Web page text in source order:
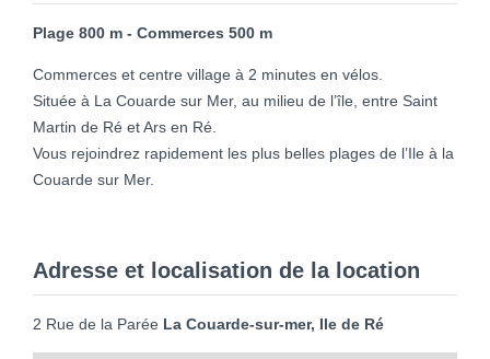
Plage 800 m - Commerces 500 m
Commerces et centre village à 2 minutes en vélos.
Située à La Couarde sur Mer, au milieu de l’île, entre Saint
Martin de Ré et Ars en Ré.
Vous rejoindrez rapidement les plus belles plages de l’Ile à la
Couarde sur Mer.
Adresse et localisation de la location
2 Rue de la Parée La Couarde-sur-mer, Ile de Ré